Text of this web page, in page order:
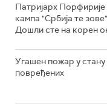
Патријарх
кампа "Србија те
Дошли сте на корен
Угашен пожар у
повређених